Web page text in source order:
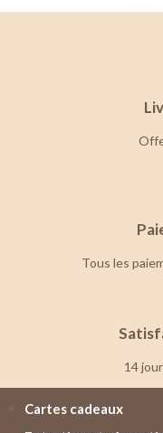
Tous les
14
Cartes cadeaux